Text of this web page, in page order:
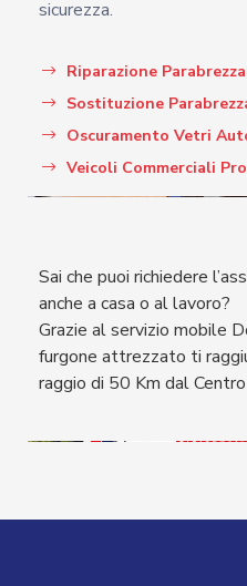
sicurezza.
Riparazione Parabrezza
Sostituzione
Oscuramento Vetri
Veicoli Commerciali
Sai che puoi richiedere
anche a casa o al lavoro?
Grazie al servizio mobile
furgone attrezzato ti
raggio di 50 Km dal